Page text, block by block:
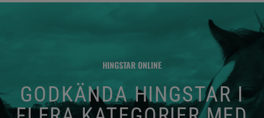
HINGSTAR ONLINE
GODKÄNDA HINGSTAR I